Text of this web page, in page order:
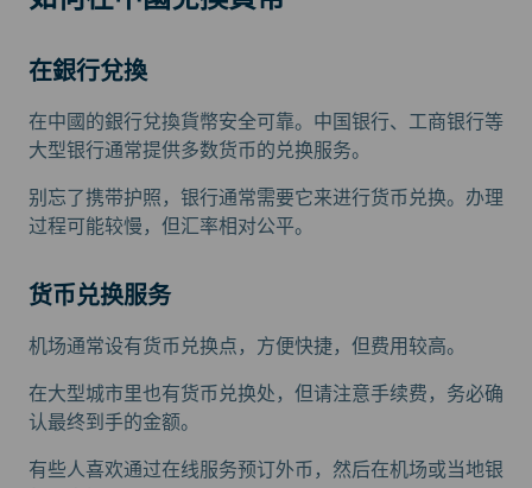
在銀行兌換
在中國的銀行兌換貨幣安全可靠。中国银行、工商银行等
大型银行通常提供多数货币的兑换服务。
别忘了携带护照，银行通常需要它来进行货币兑换。办理
过程可能较慢，但汇率相对公平。
货币兑换服务
机场通常设有货币兑换点，方便快捷，但费用较高。
在大型城市里也有货币兑换处，但请注意手续费，务必确
认最终到手的金额。
有些人喜欢通过在线服务预订外币，然后在机场或当地银